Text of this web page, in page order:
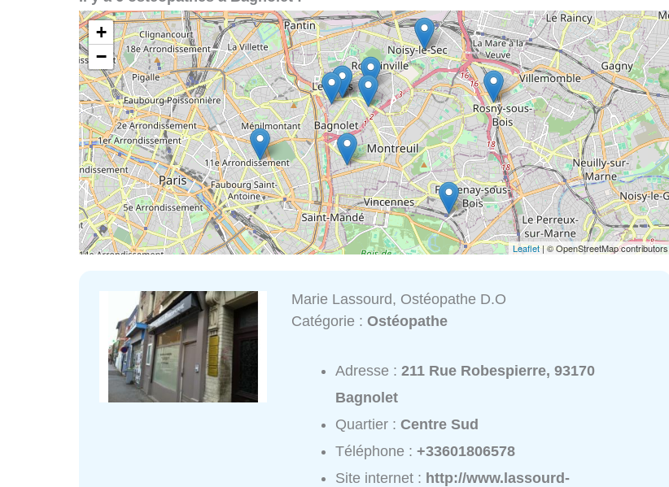
+
−
Leaflet| © OpenStreetMap contributors
Marie Lassourd, Ostéopathe D.O
Catégorie :Ostéopathe
Adresse :211 Rue Robespierre, 93170
Bagnolet
Quartier :Centre Sud
Téléphone :+33601806578
Site internet : http://www.lassourd-